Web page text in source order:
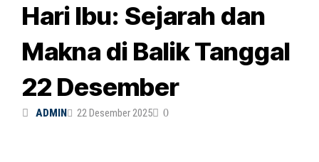
Hari Ibu: Sejarah dan
Makna di Balik Tanggal
22 Desember
ADMIN 22 Desember 2025 0